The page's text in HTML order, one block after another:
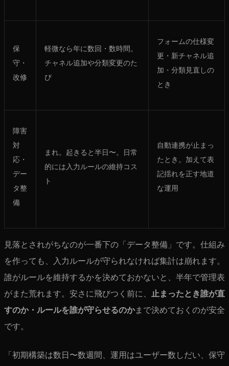
保
守・
改修
軽微なら年に数回・数時間。
チャネル追加や分類変更のた
び
フォームの仕様変
更・新チャネル追
加・分類見直しの
とき
障害
対
応・
デー
タ整
備
まれ。起きると半日〜。日常
的には入力ルールの維持コス
ト
自動連携が止まっ
たとき。加えて表
記揺れを正す地道
な運用
見落とされがちなのが一番下の「データ整備」です。仕組み
を作っても、入力ルールが守られなければ集計は崩れます。
誰がルールを維持するかを決めておかないと、半年で管理表
がまた荒れます。安さに飛びつく前に、
止まったとき誰が直
すのか・ルールを誰が守らせるのかまで決めておくのが安全
です。
「初期構築は数日〜数週間、運用はユーザー数しだい、保守